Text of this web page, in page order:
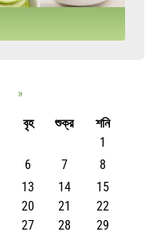
»
বৃহ শুক্র
শনি
1
6 7
8
13 14
15
20 21
22
27 28
29